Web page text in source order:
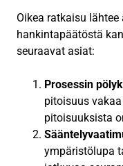
Oikea ratkaisu
hankintapäätöstä
seuraavat asiat:
Prosessin
pitoisuus
pitoisuuksista
ympäristölupa